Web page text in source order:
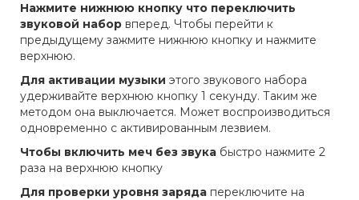
Нажмите нижнюю кнопку что переключить
звуковой набор вперед. Чтобы перейти к
предыдущему зажмите нижнюю кнопку и нажмите
верхнюю.
Для активации музыки этого звукового набора
удерживайте верхнюю кнопку 1 секунду. Таким же
методом она выключается. Может воспроизводиться
одновременно с активированным лезвием.
Чтобы включить меч без звука быстро нажмите 2
раза на верхнюю кнопку
Для проверки уровня заряда переключите на